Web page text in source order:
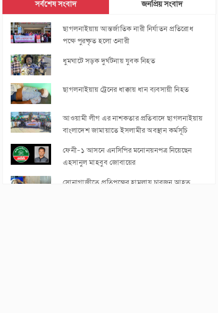
সর্বশেষ সংবাদ জনপ্রিয় সংবাদ
ছাগলনাইয়ায় আন্তর্জাতিক নারী নির্যাতন প্রতিরোধ
পক্ষে পুরষ্কৃত হলো ৩নারী
ধুমঘাটে সড়ক দুর্ঘটনায় যুবক নিহত
ছাগলনাইয়ায় ট্রেনের ধাক্কায় ধান ব্যবসায়ী নিহত
আওয়ামী লীগ এর নাশকতার প্রতিবাদে ছাগলনাইয়ায়
বাংলাদেশ জামায়াতে ইসলামীর অবস্থান কর্মসূচি
ফেনী-১ আসনে এনসিপির মনোনয়নপত্র নিয়েছেন
এহসানুল মাহবুব জোবায়ের
সোনাগাজীতে প্রতিপক্ষের হামলায় চারজন আহত